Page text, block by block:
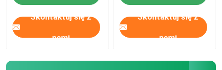
Połączenie zacisków pompy betonowej
Skontaktuj się z
nami
Skontaktuj się z
nami